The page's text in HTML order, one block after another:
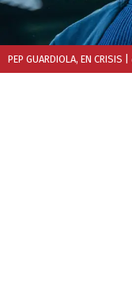
PEP GUARDIOLA, EN CRISIS